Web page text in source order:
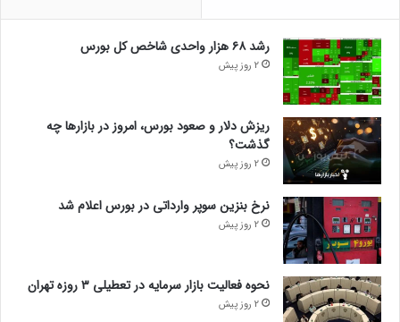
رشد ۶۸ هزار واحدی شاخص کل بورس
2 روز پیش
ریزش دلار و صعود بورس، امروز در بازارها چه
گذشت؟
2 روز پیش
نرخ بنزین سوپر وارداتی در بورس اعلام شد
2 روز پیش
نحوه فعالیت بازار سرمایه در تعطیلی ۳ روزه تهران
2 روز پیش